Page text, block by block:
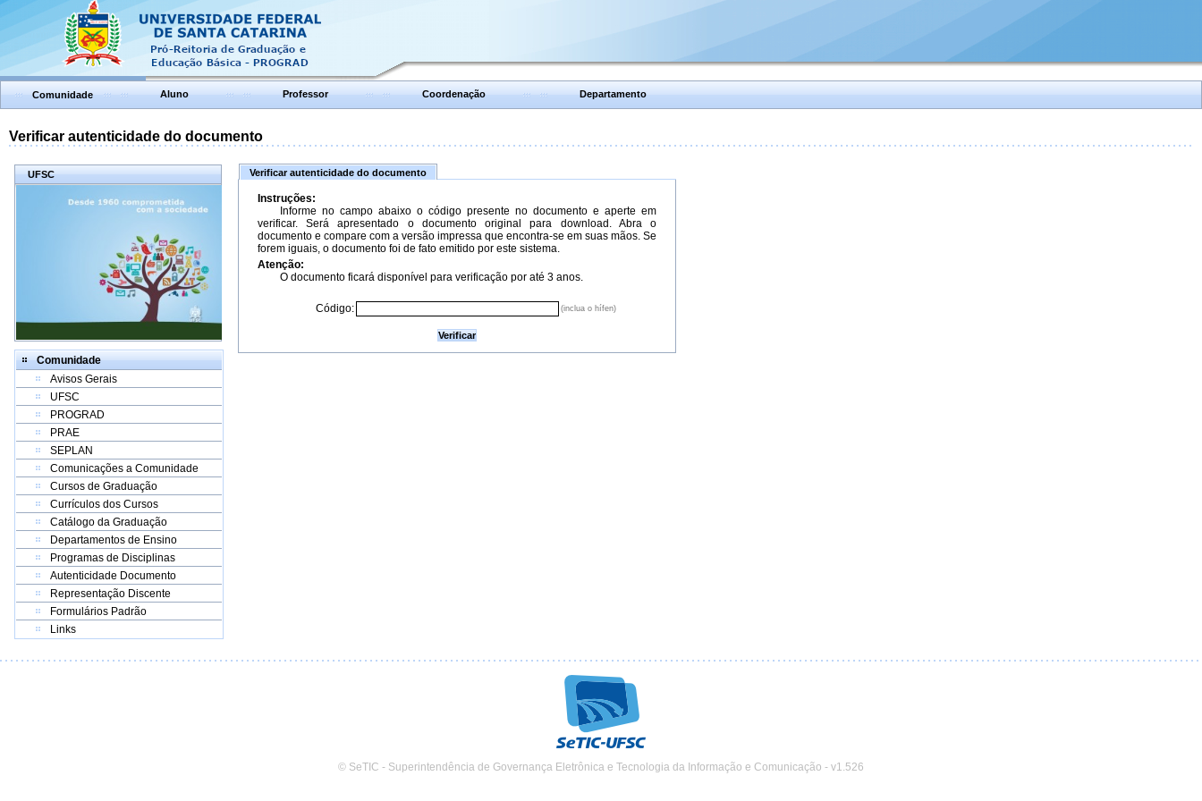
Comunidade Aluno Professor Coordenação Departamento
Verificar autenticidade do documento
UFSC
Comunidade
Avisos Gerais
UFSC
PROGRAD
PRAE
SEPLAN
Comunicações a Comunidade
Cursos de Graduação
Currículos dos Cursos
Catálogo da Graduação
Departamentos de Ensino
Programas de Disciplinas
Autenticidade Documento
Representação Discente
Formulários Padrão
Links
Verificar autenticidade do documento
Instruções:
Informe no campo abaixo o código presente no documento e aperte em
verificar. Será apresentado o documento original para download. Abra o
documento e compare com a versão impressa que encontra-se em suas mãos. Se
forem iguais, o documento foi de fato emitido por este sistema.
Atenção:
O documento ficará disponível para verificação por até 3 anos.
Código: (inclua o hífen)
© SeTIC - Superintendência de Governança Eletrônica e Tecnologia da Informação e Comunicação - v1.526